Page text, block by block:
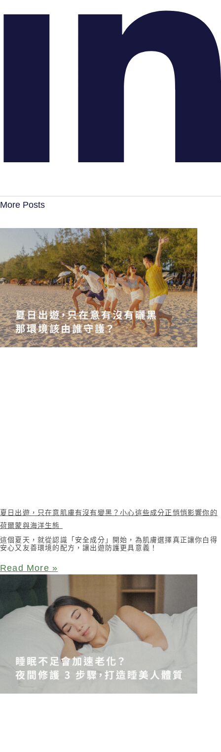
More Posts
夏日出遊，只在意肌膚有沒有變黑？小心這些成分正悄悄影響你的
荷爾蒙與海洋生態
這個夏天，就從認識「安全成分」開始，為肌膚選擇真正讓你白得
安心又友善環境的配方，讓出遊防護更具意義！
Read More »